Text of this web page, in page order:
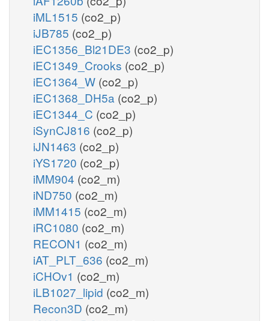
iML1515 (co2_p)
iJB785 (co2_p)
iEC1356_Bl21DE3 (co2_p)
iEC1349_Crooks (co2_p)
iEC1364_W (co2_p)
iEC1368_DH5a (co2_p)
iEC1344_C (co2_p)
iSynCJ816 (co2_p)
iJN1463 (co2_p)
iYS1720 (co2_p)
iMM904 (co2_m)
iND750 (co2_m)
iMM1415 (co2_m)
iRC1080 (co2_m)
RECON1 (co2_m)
iAT_PLT_636 (co2_m)
iCHOv1 (co2_m)
iLB1027_lipid (co2_m)
Recon3D (co2_m)